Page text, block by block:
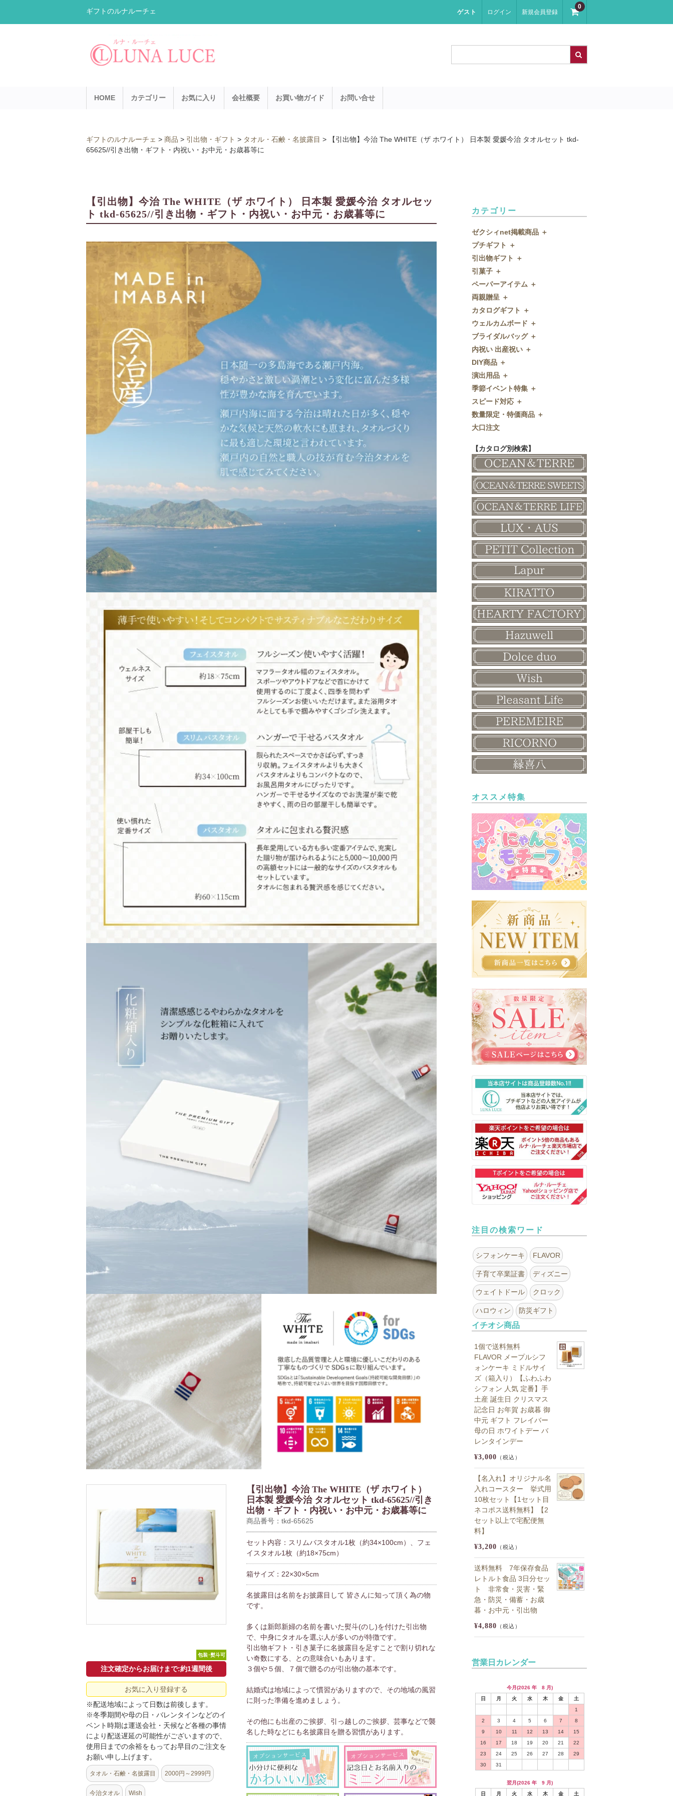
ギフトのルナルーチェ ゲスト ログイン 新規会員登録
0
HOME カテゴリー お気に入り 会社概要 お買い物ガイド お問い合せ
ギフトのルナルーチェ > 商品 > 引出物・ギフト > タオル・石鹸・名披露目 >
【引出物】今治 The WHITE（ザ ホワイト） 日本製 愛媛今治 タオルセット tkd-
65625//引き出物・ギフト・内祝い・お中元・お歳暮等に
【引出物】今治 The WHITE（ザ ホワイト） 日本製 愛媛今治 タオルセッ
ト tkd-65625//引き出物・ギフト・内祝い・お中元・お歳暮等に
包装･熨斗可
注文確定からお届けまで:約1週間後
お気に入り登録する
※配送地域によって日数は前後します。
※冬季期間や母の日・バレンタインなどのイ
ベント時期は運送会社・天候など各種の事情
により配送遅延の可能性がございますので、
使用日までの余裕をもってお早目のご注文を
お願い申し上げます。
タオル・石鹸・名披露目 2000円～2999円
今治タオル Wish
【引出物】今治 The WHITE（ザ ホワイト）
日本製 愛媛今治 タオルセット tkd-65625//引き
出物・ギフト・内祝い・お中元・お歳暮等に
商品番号：tkd-65625
セット内容：スリムバスタオル1枚（約34×100cm）、フェ
イスタオル1枚（約18×75cm）
箱サイズ：22×30×5cm
名披露目は名前をお披露目して 皆さんに知って頂く為の物
です。
多くは新郎新婦の名前を書いた熨斗(のし)を付けた引出物
で、中身にタオルを選ぶ人が多いのが特徴です。
引出物ギフト・引き菓子に名披露目を足すことで割り切れな
い奇数にする、との意味合いもあります。
３個や５個、７個で贈るのが引出物の基本です。
結婚式は地域によって慣習がありますので、その地域の風習
に則った準備を進めましょう。
その他にも出産のご挨拶、引っ越しのご挨拶、芸事などで襲
名した時などにも名披露目を贈る習慣があります。
カテゴリー
ゼクシィnet掲載商品 ＋
ゼクシィnet掲載商品
プチギフト ＋
プチギフト
ウェルカムプチギフト
アメニティ
キャンディー・金平糖
クッキー
スプーン
チョコレート
ディズニー
ドラジェ
プチタオル
席札立て
耳かき＆ぺん
紅茶＆コーヒー
和風プチギフト
その他
引出物ギフト ＋
引出物ギフト
グラス
タオル・石鹸・名披露目
ディズニーギフト
今治タオル
引出物セット
和食器
名入れ贈呈品
特選ギフト
珈琲・紅茶
鰹節・フード
引菓子 ＋
引菓子
バウムクーヘン
洋菓子
和菓子
FLAVOR
ペーパーアイテム ＋
ペーパーアイテム
招待状
席次表
席札
付箋・メッセージカード
印刷代行
ディズニーシリーズ
両親贈呈 ＋
両親贈呈
ディズニーウェイトドール
ウェイトベア
子育て卒業証書
クロックギフト
カタログギフト ＋
カタログギフト
OCEAN&TERRE GOURMET
SHIKISAI ONE
Grace
ウェルカムボード ＋
ウェルカムボード
カラーステンドグラス調
ガラス
フラワータイプ
ペンダントクロック
ミラー
メッセージパズル
似顔絵
和風ボード
ブライダルバッグ ＋
ブライダルバッグ
内祝い 出産祝い ＋
内祝い 出産祝い
DIY商品 ＋
DIY商品
演出用品 ＋
演出用品
リングピロー
ブーケプルズ
結婚証明書
その他
季節イベント特集 ＋
季節イベント特集
サクラ
クローバー
クリスマス
バレンタイン
ホワイトデー
母の日
父の日
敬老の日
スピード対応 ＋
スピード対応
即日お急ぎ発送
数量限定・特価商品 ＋
数量限定・特価商品
大口注文
【カタログ別検索】
オススメ特集
注目の検索ワード
シフォンケーキ FLAVOR
子育て卒業証書 ディズニー
ウェイトドール クロック
ハロウィン 防災ギフト
イチオシ商品
1個で送料無料
FLAVOR メープルシフ
ォンケーキ ミドルサイ
ズ（箱入り）【ふわふわ
シフォン 人気 定番】手
土産 誕生日 クリスマス
記念日 お年賀 お歳暮 御
中元 ギフト フレイバー
母の日 ホワイトデー バ
レンタインデー
¥3,000 （税込）
【名入れ】オリジナル名
入れコースター 挙式用
10枚セット【1セット目
ネコポス送料無料】【2
セット以上で宅配便無
料】
¥3,200 （税込）
送料無料 7年保存食品
レトルト食品 3日分セッ
ト 非常食・災害・緊
急・防災・備蓄・お歳
暮・お中元・引出物
¥4,880 （税込）
営業日カレンダー
今月(2026 年 8 月)
日
月 火 水 木 金
土
1
2
3 4 5 6 7
8
9
10 11 12 13 14
15
16
17 18 19 20 21
22
23
24 25 26 27 28
29
30
31
翌月(2026 年 9 月)
日
月 火 水 木 金 土